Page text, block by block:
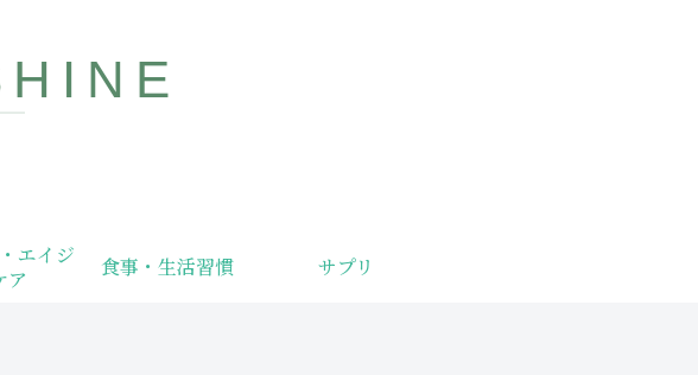
エイジ
ア
食事・生活習慣 サプリ